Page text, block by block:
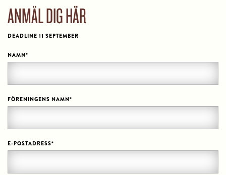
ANMÄL DIG HÄR
DEADLINE 11 SEPTEMBER
NAMN*
FÖRENINGENS NAMN*
E-POSTADRESS*